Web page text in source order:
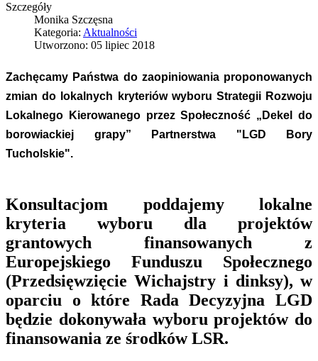
Szczegóły
Monika Szczęsna
Kategoria: Aktualności
Utworzono: 05 lipiec 2018
Zachęcamy Państwa do zaopiniowania proponowanych
zmian do lokalnych kryteriów wyboru Strategii Rozwoju
Lokalnego Kierowanego przez Społeczność „Dekel do
borowiackiej grapy” Partnerstwa "LGD Bory
Tucholskie".
Konsultacjom poddajemy lokalne
kryteria wyboru dla projektów
grantowych finansowanych z
Europejskiego Funduszu Społecznego
(Przedsięwzięcie Wichajstry i dinksy), w
oparciu o które Rada Decyzyjna LGD
będzie dokonywała wyboru projektów do
finansowania ze środków LSR.